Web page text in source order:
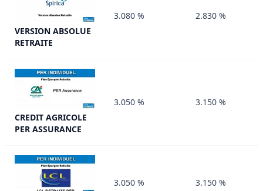
VERSION ABSOLUE
RETRAITE
3.080 % 2.830 %
CREDIT AGRICOLE
PER ASSURANCE
3.050 % 3.150 %
3.050 % 3.150 %